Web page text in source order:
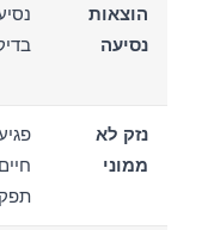
הוצאות
נסיעה
נזק לא
ממוני